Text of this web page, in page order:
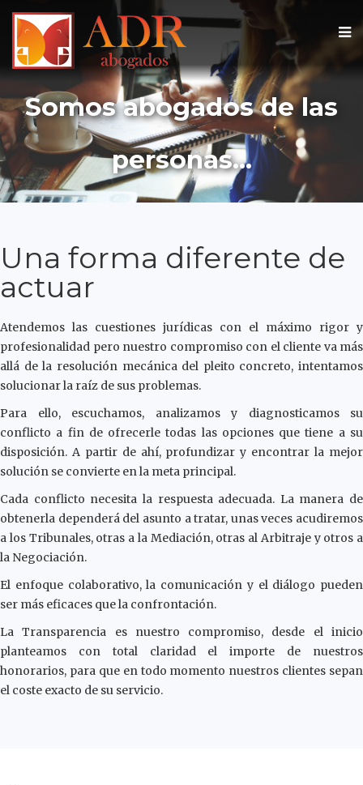
Somos abogados de las
personas...
Una forma diferente de
actuar
Atendemos las cuestiones jurídicas con el máximo rigor y
profesionalidad pero nuestro compromiso con el cliente va más
allá de la resolución mecánica del pleito concreto, intentamos
solucionar la raíz de sus problemas.
Para ello, escuchamos, analizamos y diagnosticamos su
conflicto a fin de ofrecerle todas las opciones que tiene a su
disposición. A partir de ahí, profundizar y encontrar la mejor
solución se convierte en la meta principal.
Cada conflicto necesita la respuesta adecuada. La manera de
obtenerla dependerá del asunto a tratar, unas veces acudiremos
a los Tribunales, otras a la Mediación, otras al Arbitraje y otros a
la Negociación.
El enfoque colaborativo, la comunicación y el diálogo pueden
ser más eficaces que la confrontación.
La Transparencia es nuestro compromiso, desde el inicio
planteamos con total claridad el importe de nuestros
honorarios, para que en todo momento nuestros clientes sepan
el coste exacto de su servicio.